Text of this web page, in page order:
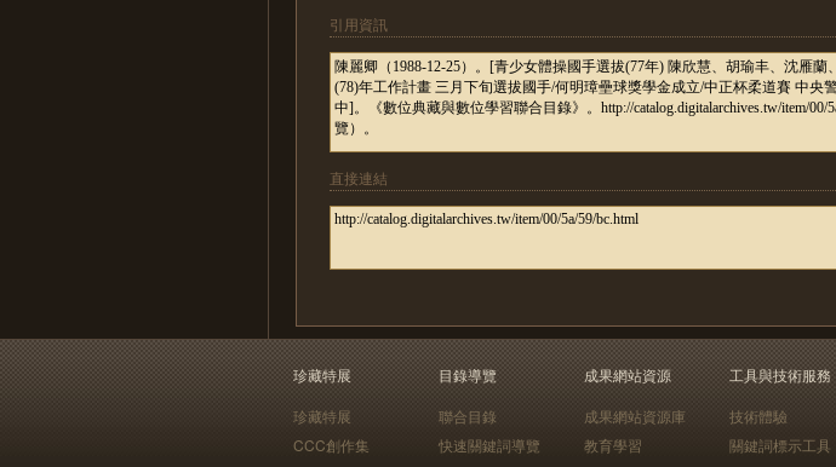
引用資訊
直接連結
珍藏特展
珍藏特展
CCC創作集
目錄導覽
聯合目錄
快速關鍵詞導覽
成果網站資源
成果網站資源庫
教育學習
工具與技術服務
技術體驗
關鍵詞標示工具